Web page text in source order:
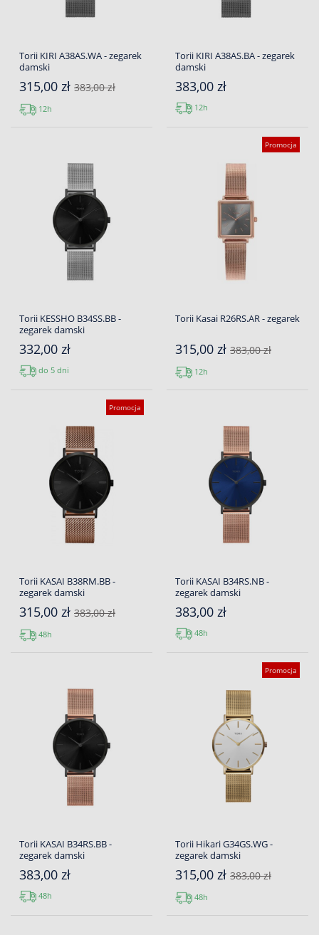
Torii KIRI A38AS.WA - zegarek
damski
315,00 zł 383,00 zł
12h
Torii KIRI A38AS.BA - zegarek
damski
383,00 zł
12h
Torii KESSHO B34SS.BB -
zegarek damski
332,00 zł
do 5 dni
Promocja
Torii Kasai R26RS.AR - zegarek
315,00 zł 383,00 zł
12h
Promocja
Torii KASAI B38RM.BB -
zegarek damski
315,00 zł 383,00 zł
48h
Torii KASAI B34RS.NB -
zegarek damski
383,00 zł
48h
Torii KASAI B34RS.BB -
zegarek damski
383,00 zł
48h
Promocja
Torii Hikari G34GS.WG -
zegarek damski
315,00 zł 383,00 zł
48h